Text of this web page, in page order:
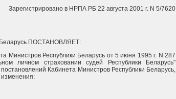
Зарегистрировано в НРПА РБ 22 августа 2001 г. N 5/7620
Беларусь ПОСТАНОВЛЯЕТ:
Министров Республики Беларусь от 5 июня 1995 г. N 287
личном страховании судей Республики Беларусь"
Кабинета Министров Республики Беларусь,
изменения: